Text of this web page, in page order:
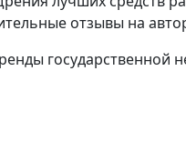
отзывы на
государственной